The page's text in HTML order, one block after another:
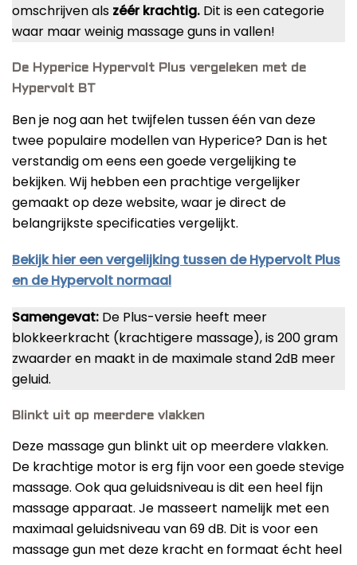
omschrijven als zéér krachtig. Dit is een categorie
waar maar weinig massage guns in vallen!
De Hyperice Hypervolt Plus vergeleken met de
Hypervolt BT
Ben je nog aan het twijfelen tussen één van deze
twee populaire modellen van Hyperice? Dan is het
verstandig om eens een goede vergelijking te
bekijken. Wij hebben een prachtige vergelijker
gemaakt op deze website, waar je direct de
belangrijkste specificaties vergelijkt.
Bekijk hier een vergelijking tussen de Hypervolt Plus
en de Hypervolt normaal
Samengevat: De Plus-versie heeft meer
blokkeerkracht (krachtigere massage), is 200 gram
zwaarder en maakt in de maximale stand 2dB meer
geluid.
Blinkt uit op meerdere vlakken
Deze massage gun blinkt uit op meerdere vlakken.
De krachtige motor is erg fijn voor een goede stevige
massage. Ook qua geluidsniveau is dit een heel fijn
massage apparaat. Je masseert namelijk met een
maximaal geluidsniveau van 69 dB. Dit is voor een
massage gun met deze kracht en formaat écht heel